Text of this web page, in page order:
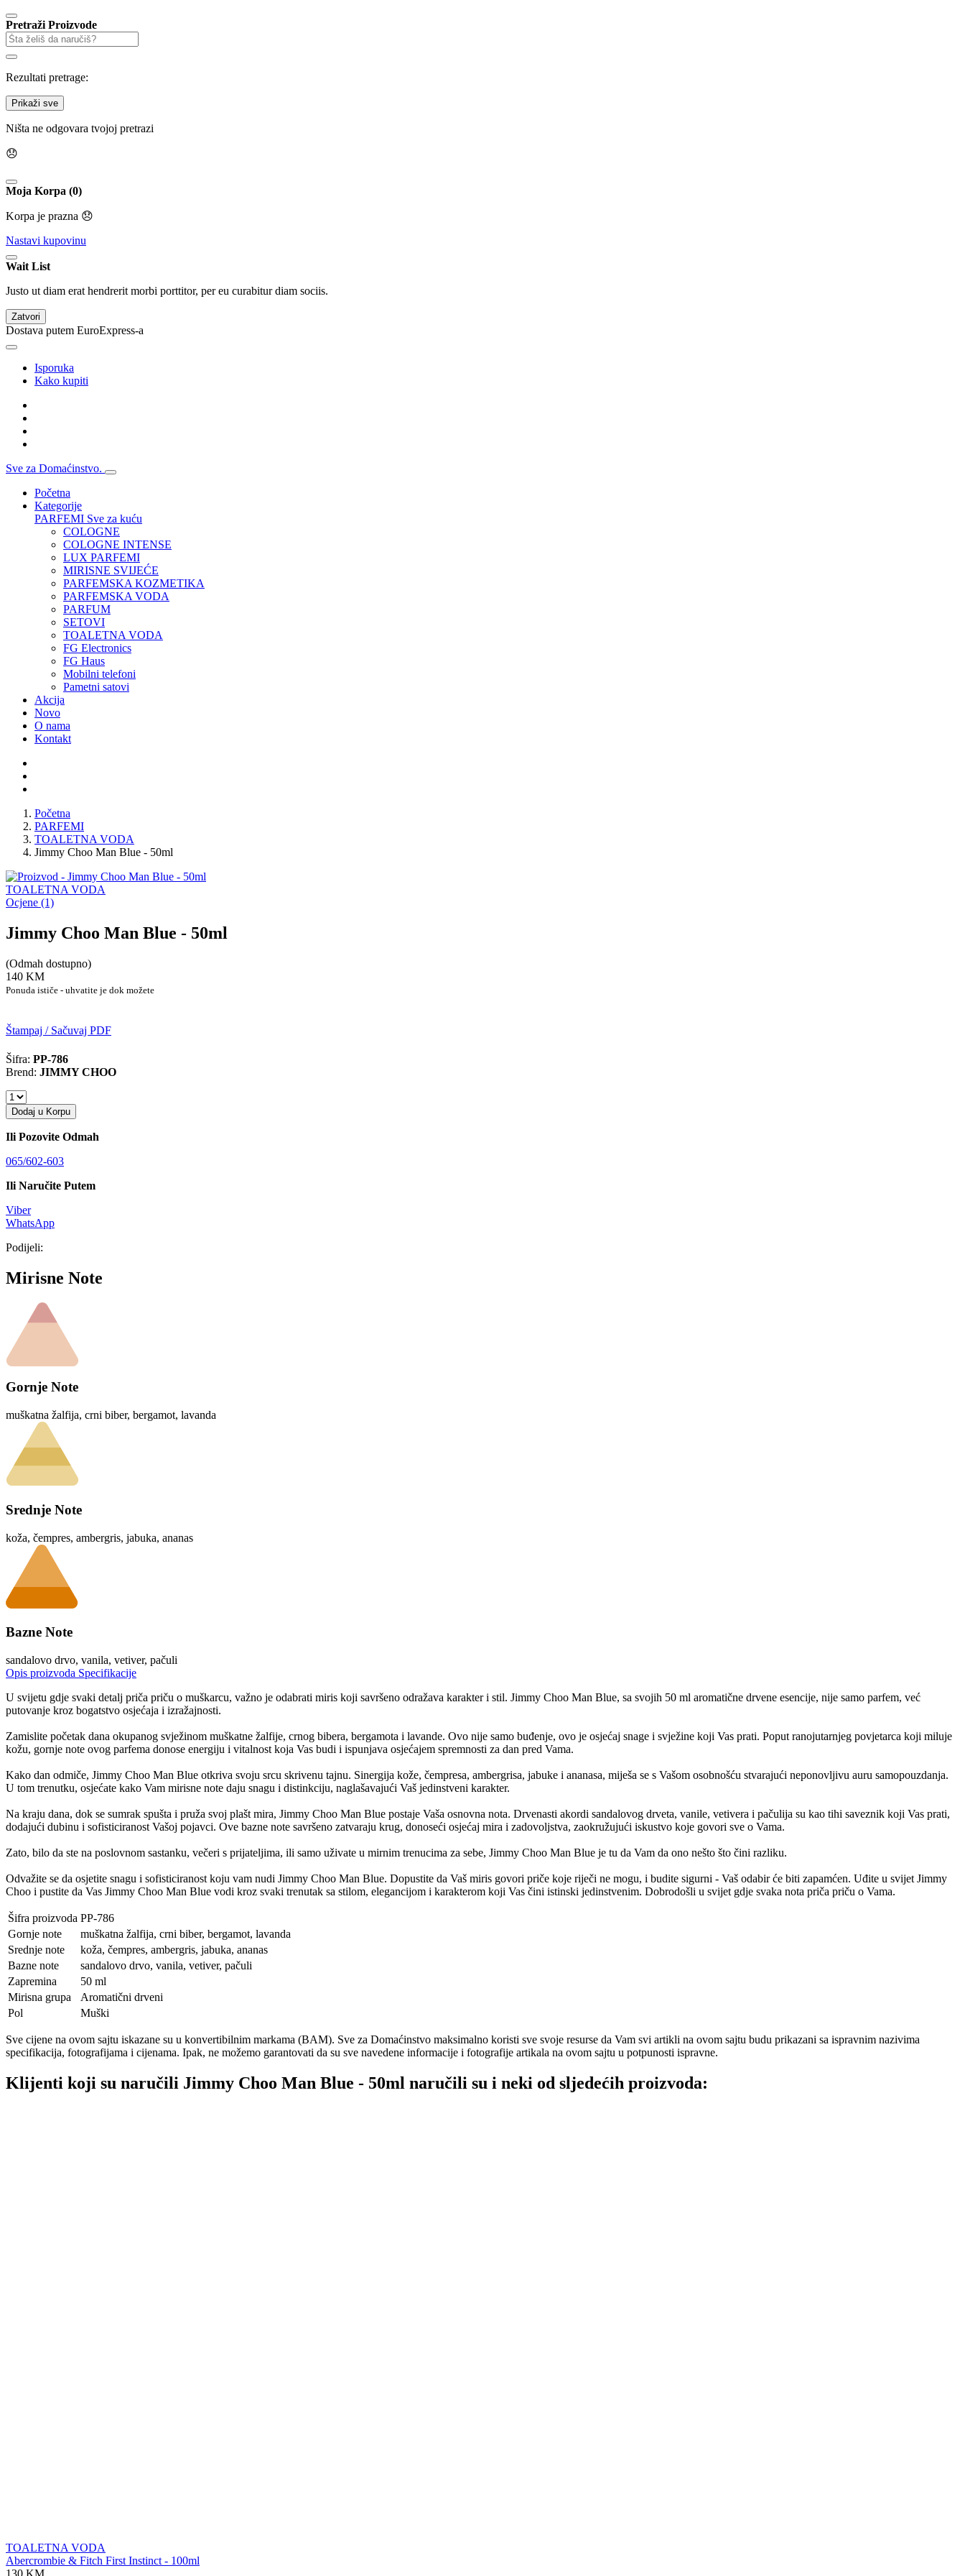
Pretraži Proizvode
Rezultati pretrage:
Prikaži sve
Ništa ne odgovara tvojoj pretrazi
😞
Moja Korpa (0)
Korpa je prazna 😞
Nastavi kupovinu
Wait List
Justo ut diam erat hendrerit morbi porttitor, per eu curabitur diam sociis.
Zatvori
Dostava putem EuroExpress-a
Isporuka
Kako kupiti
Sve za Domaćinstvo.
Početna
Kategorije
PARFEMI Sve za kuću
COLOGNE
COLOGNE INTENSE
LUX PARFEMI
MIRISNE SVIJEĆE
PARFEMSKA KOZMETIKA
PARFEMSKA VODA
PARFUM
SETOVI
TOALETNA VODA
FG Electronics
FG Haus
Mobilni telefoni
Pametni satovi
Akcija
Novo
O nama
Kontakt
Početna
PARFEMI
TOALETNA VODA
Jimmy Choo Man Blue - 50ml
TOALETNA VODA
Ocjene (1)
Jimmy Choo Man Blue - 50ml
(Odmah dostupno)
140 KM
Ponuda ističe - uhvatite je dok možete
Štampaj / Sačuvaj PDF
Šifra: PP-786
Brend: JIMMY CHOO
Dodaj u Korpu
Ili Pozovite Odmah
065/602-603
Ili Naručite Putem
Viber
WhatsApp
Podijeli:
Mirisne Note
Gornje Note
muškatna žalfija, crni biber, bergamot, lavanda
Srednje Note
koža, čempres, ambergris, jabuka, ananas
Bazne Note
sandalovo drvo, vanila, vetiver, pačuli
Opis proizvoda Specifikacije
U svijetu gdje svaki detalj priča priču o muškarcu, važno je odabrati miris koji savršeno odražava karakter i stil. Jimmy Choo Man Blue, sa svojih 50 ml aromatične drvene esencije, nije samo parfem, već
putovanje kroz bogatstvo osjećaja i izražajnosti.
Zamislite početak dana okupanog svježinom muškatne žalfije, crnog bibera, bergamota i lavande. Ovo nije samo buđenje, ovo je osjećaj snage i svježine koji Vas prati. Poput ranojutarnjeg povjetarca koji miluje
kožu, gornje note ovog parfema donose energiju i vitalnost koja Vas budi i ispunjava osjećajem spremnosti za dan pred Vama.
Kako dan odmiče, Jimmy Choo Man Blue otkriva svoju srcu skrivenu tajnu. Sinergija kože, čempresa, ambergrisa, jabuke i ananasa, miješa se s Vašom osobnošću stvarajući neponovljivu auru samopouzdanja.
U tom trenutku, osjećate kako Vam mirisne note daju snagu i distinkciju, naglašavajući Vaš jedinstveni karakter.
Na kraju dana, dok se sumrak spušta i pruža svoj plašt mira, Jimmy Choo Man Blue postaje Vaša osnovna nota. Drvenasti akordi sandalovog drveta, vanile, vetivera i pačulija su kao tihi saveznik koji Vas prati,
dodajući dubinu i sofisticiranost Vašoj pojavci. Ove bazne note savršeno zatvaraju krug, donoseći osjećaj mira i zadovoljstva, zaokružujući iskustvo koje govori sve o Vama.
Zato, bilo da ste na poslovnom sastanku, večeri s prijateljima, ili samo uživate u mirnim trenucima za sebe, Jimmy Choo Man Blue je tu da Vam da ono nešto što čini razliku.
Odvažite se da osjetite snagu i sofisticiranost koju vam nudi Jimmy Choo Man Blue. Dopustite da Vaš miris govori priče koje riječi ne mogu, i budite sigurni - Vaš odabir će biti zapamćen. Uđite u svijet Jimmy
Choo i pustite da Vas Jimmy Choo Man Blue vodi kroz svaki trenutak sa stilom, elegancijom i karakterom koji Vas čini istinski jedinstvenim. Dobrodošli u svijet gdje svaka nota priča priču o Vama.
Šifra proizvoda PP-786
Gornje note
muškatna žalfija, crni biber, bergamot, lavanda
Srednje note
koža, čempres, ambergris, jabuka, ananas
Bazne note
sandalovo drvo, vanila, vetiver, pačuli
Zapremina
50 ml
Mirisna grupa
Aromatični drveni
Pol
Muški
Sve cijene na ovom sajtu iskazane su u konvertibilnim markama (BAM). Sve za Domaćinstvo maksimalno koristi sve svoje resurse da Vam svi artikli na ovom sajtu budu prikazani sa ispravnim nazivima
specifikacija, fotografijama i cijenama. Ipak, ne možemo garantovati da su sve navedene informacije i fotografije artikala na ovom sajtu u potpunosti ispravne.
Klijenti koji su naručili Jimmy Choo Man Blue - 50ml naručili su i neki od sljedećih proizvoda:
TOALETNA VODA
Abercrombie & Fitch First Instinct - 100ml
130 KM